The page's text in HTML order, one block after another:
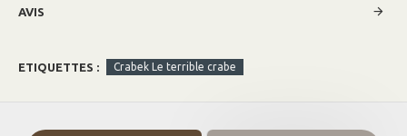
AVIS
ETIQUETTES : Crabek Le terrible crabe